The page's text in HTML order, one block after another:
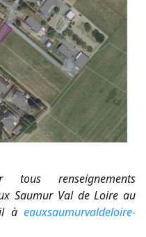
tous renseignements
Saumur Val de Loire au
à eauxsaumurvaldeloire-